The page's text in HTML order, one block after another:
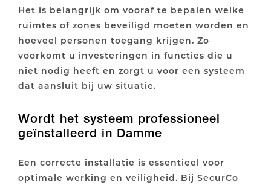
Het is belangrijk om vooraf te bepalen welke
ruimtes of zones beveiligd moeten worden en
hoeveel personen toegang krijgen. Zo
voorkomt u investeringen in functies die u
niet nodig heeft en zorgt u voor een systeem
dat aansluit bij uw situatie.
Wordt het systeem professioneel
geïnstalleerd in Damme
Een correcte installatie is essentieel voor
optimale werking en veiligheid. Bij SecurCo